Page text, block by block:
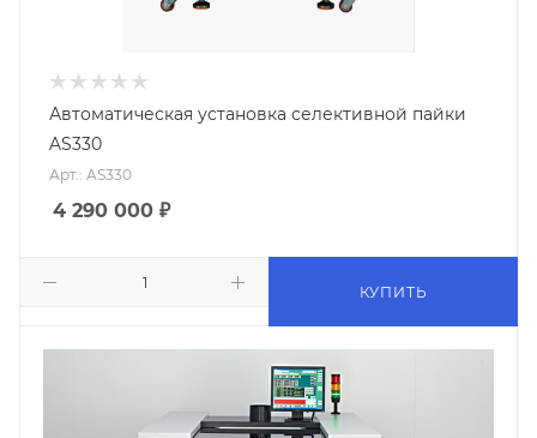
Автоматическая установка селективной пайки
AS330
Арт.: AS330
4 290 000 ₽
КУПИТЬ